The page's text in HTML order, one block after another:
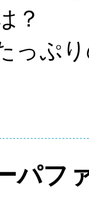
？
っぷ
パフ